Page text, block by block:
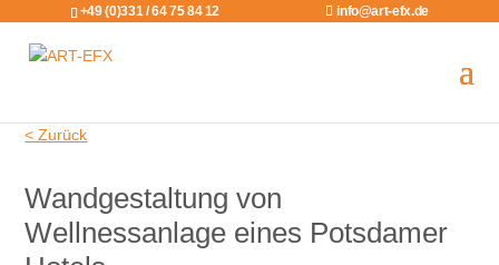
+49 (0)331 / 64 75 84 12 info@art-efx.de
< Zurück
Wandgestaltung von
Wellnessanlage eines Potsdamer